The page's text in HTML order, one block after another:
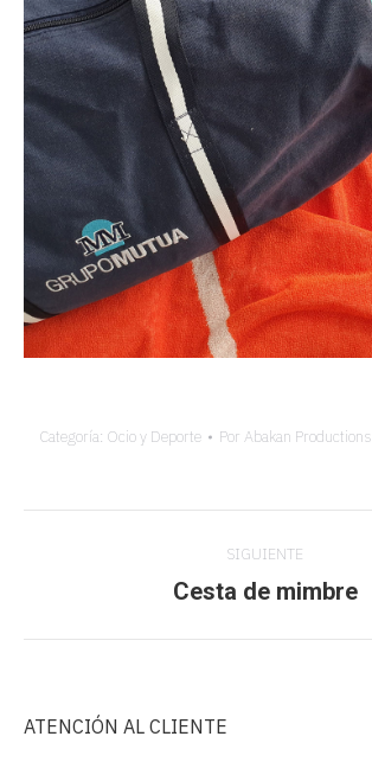
Categoría: Ocio y Deporte Por Abakan Productions
Navegación
proyectos
SIGUIENTE
Proyecto
Cesta de mimbre
ATENCIÓN AL CLIENTE